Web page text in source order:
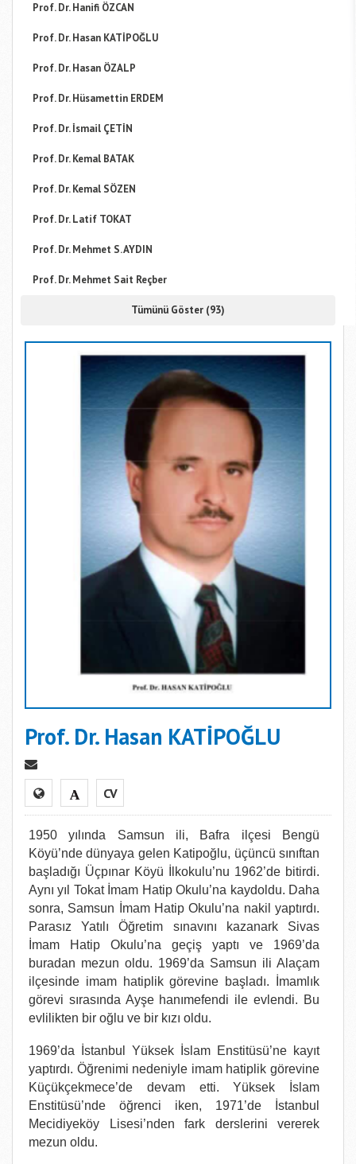
Prof. Dr. Hanifi ÖZCAN
Prof. Dr. Hasan KATİPOĞLU
Prof. Dr. Hasan ÖZALP
Prof. Dr. Hüsamettin ERDEM
Prof. Dr. İsmail ÇETİN
Prof. Dr. Kemal BATAK
Prof. Dr. Kemal SÖZEN
Prof. Dr. Latif TOKAT
Prof. Dr. Mehmet S. AYDIN
Prof. Dr. Mehmet Sait Reçber
Tümünü Göster (93)
Prof. Dr. Hasan KATİPOĞLU
CV
1950 yılında Samsun ili, Bafra ilçesi Bengü
Köyü’nde dünyaya gelen Katipoğlu, üçüncü sınıftan
başladığı Üçpınar Köyü İlkokulu’nu 1962’de bitirdi.
Aynı yıl Tokat İmam Hatip Okulu’na kaydoldu. Daha
sonra, Samsun İmam Hatip Okulu’na nakil yaptırdı.
Parasız Yatılı Öğretim sınavını kazanark Sivas
İmam Hatip Okulu’na geçiş yaptı ve 1969’da
buradan mezun oldu. 1969’da Samsun ili Alaçam
ilçesinde imam hatiplik görevine başladı. İmamlık
görevi sırasında Ayşe hanımefendi ile evlendi. Bu
evlilikten bir oğlu ve bir kızı oldu.
1969’da İstanbul Yüksek İslam Enstitüsü’ne kayıt
yaptırdı. Öğrenimi nedeniyle imam hatiplik görevine
Küçükçekmece’de devam etti. Yüksek İslam
Enstitüsü’nde öğrenci iken, 1971’de İstanbul
Mecidiyeköy Lisesi’nden fark derslerini vererek
mezun oldu.